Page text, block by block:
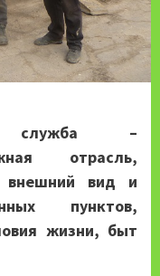
служба –
отрасль,
внешний вид и
пунктов,
жизни, быт